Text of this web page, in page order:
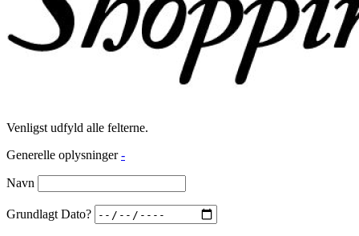
Venligst udfyld alle felterne.
Generelle oplysninger -
Navn
Grundlagt Dato?